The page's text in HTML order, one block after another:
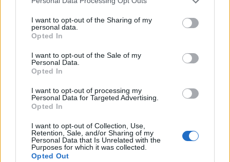
not limited to your visit or usage behaviour. You may click to
grant or deny consent to Google and its third-party tags to
use your data for below specified purposes in below Google
consent section.
I want to opt-out of the Sharing of my
personal data.
Opted In
I want to opt-out of the Sale of my
Personal Data.
Opted In
I want to opt-out of processing my
Personal Data for Targeted Advertising.
Opted In
I want to opt-out of Collection, Use,
Retention, Sale, and/or Sharing of my
Personal Data that Is Unrelated with the
Purposes for which it was collected.
Opted Out
ΕΛΛΑΔΑ
Χαλκιδική: Στον Εισαγγελέα 66χρονος που
κλώτσησε γατάκι και το πέταξε στην θάλασσα